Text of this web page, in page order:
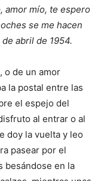
amor mío, te espero
se me hacen
abril de 1954.
o de un amor
la postal entre las
el espejo del
al entrar o al
doy la vuelta y leo
pasear por el
besándose en la